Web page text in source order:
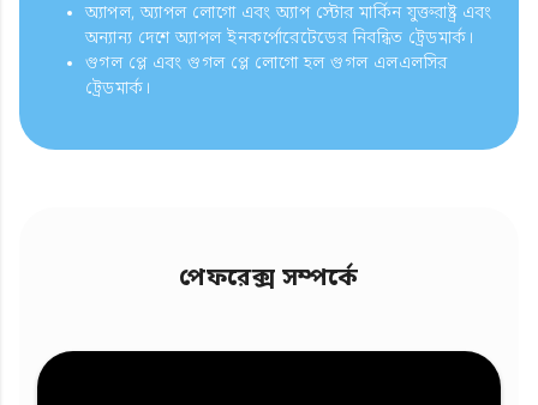
অ্যাপল, অ্যাপল লোগো এবং অ্যাপ স্টোর মার্কিন যুক্তরাষ্ট্র এবং
অন্যান্য দেশে অ্যাপল ইনকর্পোরেটেডের নিবন্ধিত ট্রেডমার্ক।
গুগল প্লে এবং গুগল প্লে লোগো হল গুগল এলএলসির
ট্রেডমার্ক।
পেফরেক্স সম্পর্কে